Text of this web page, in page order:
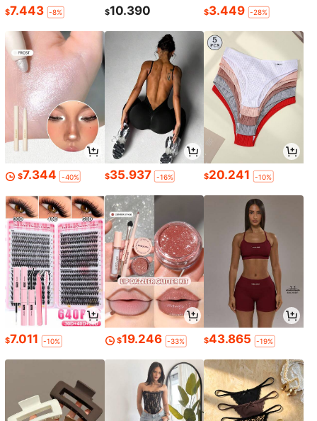
$7.443 -8% $10.390 $3.449 -28%
$7.344 -40% $35.937 -16% $20.241 -10%
$7.011 -10% $19.246 -33% $43.865 -19%